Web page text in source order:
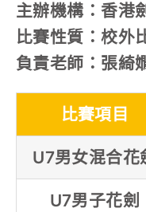
主辦機構：香港
比賽性質：校外
負責老師：張綺
比賽項目
U7男女混合花
U7男子花劍